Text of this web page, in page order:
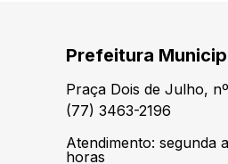
Prefeitura
Praça Dois de Julho,
(77) 3463-2196
Atendimento: segunda
horas